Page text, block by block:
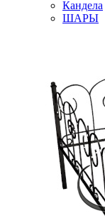
Кандела
ШАРЫ